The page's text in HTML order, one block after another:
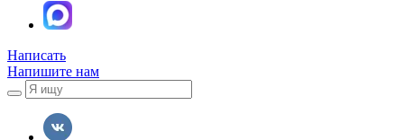
Написать
Напишите нам